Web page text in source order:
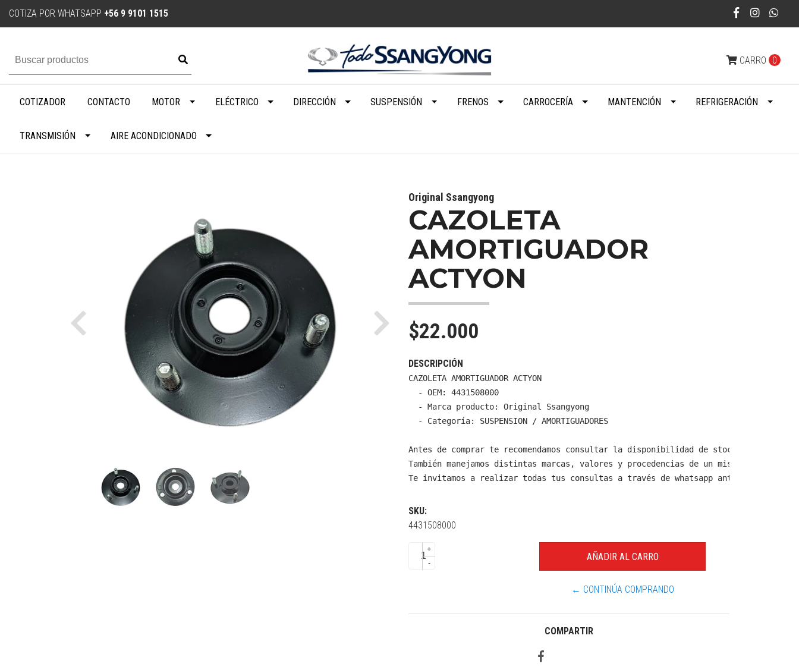
COTIZA POR WHATSAPP +56 9 9101 1515
CARRO 0
COTIZADOR CONTACTO MOTOR ELÉCTRICO DIRECCIÓN SUSPENSIÓN FRENOS CARROCERÍA MANTENCIÓN REFRIGERACIÓN
TRANSMISIÓN AIRE ACONDICIONADO
Previous Next
Original Ssangyong
CAZOLETA
AMORTIGUADOR
ACTYON
$22.000
DESCRIPCIÓN
CAZOLETA AMORTIGUADOR ACTYON
  - OEM: 4431508000
  - Marca producto: Original Ssangyong
  - Categoría: SUSPENSION / AMORTIGUADORES
Antes de comprar te recomendamos consultar la disponibilidad de stock y
También manejamos distintas marcas, valores y procedencias de un mismo producto.
Te invitamos a realizar todas tus consultas a través de whatsapp antes de
SKU:
4431508000
+
-
← CONTINÚA COMPRANDO
COMPARTIR